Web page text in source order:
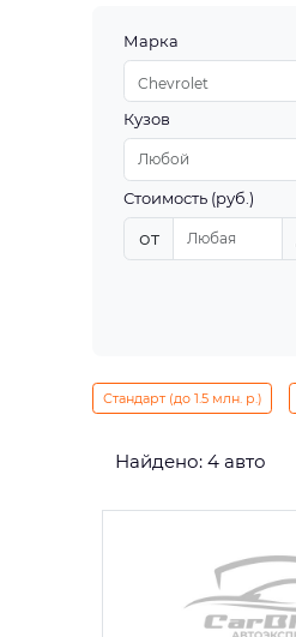
Марка
Chevrolet
Кузов
Стоимость (руб.)
от
Стандарт (до 1.5 млн. р.)
Найдено: 4 авто